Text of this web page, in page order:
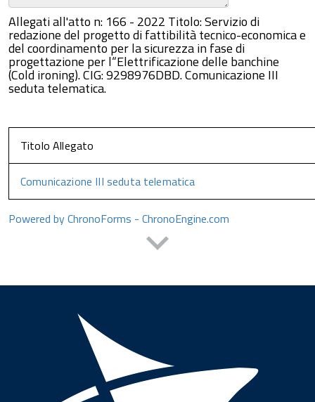
Allegati all'atto n: 166 - 2022 Titolo: Servizio di
redazione del progetto di fattibilità tecnico-economica e
del coordinamento per la sicurezza in fase di
progettazione per l“Elettrificazione delle banchine
(Cold ironing). CIG: 9298976DBD. Comunicazione III
seduta telematica.
Titolo Allegato
Comunicazione III seduta telematica
Powered by ChronoForms - ChronoEngine.com